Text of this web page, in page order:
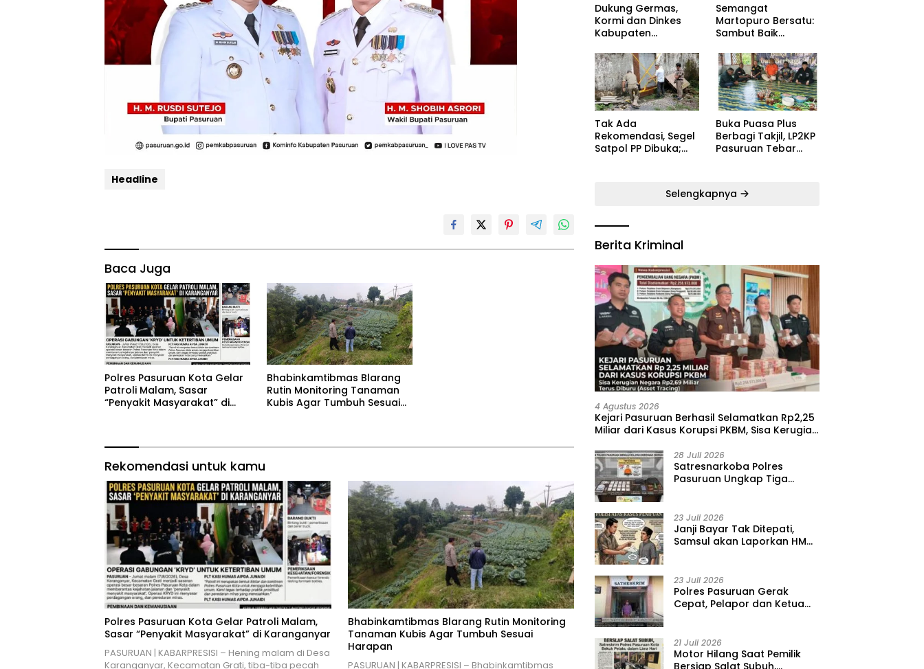
Headline
Baca Juga
‎Polres Pasuruan Kota Gelar
Patroli Malam, Sasar
“Penyakit Masyarakat” di
Bhabinkamtibmas Blarang
Rutin Monitoring Tanaman
Kubis Agar Tumbuh Sesuai
Rekomendasi untuk kamu
‎Polres Pasuruan Kota Gelar Patroli Malam,
Sasar “Penyakit Masyarakat” di Karanganyar
PASURUAN | KABARPRESISI – Hening malam di Desa
Karanganyar, Kecamatan Grati, tiba-tiba pecah
Bhabinkamtibmas Blarang Rutin Monitoring
Tanaman Kubis Agar Tumbuh Sesuai
Harapan
PASURUAN | KABARPRESISI – Bhabinkamtibmas
Dukung Germas,
Kormi dan Dinkes
Kabupaten
Kebugaran
Masyarakat
Semangat
Martopuro Bersatu:
Sambut Baik
Kecamatan Satu
Pelatih Demi
Kebangkitan
Persekabpas
‎Tak Ada
Rekomendasi, Segel
Satpol PP Dibuka;
‎Buka Puasa Plus
Berbagi Takjil, LP2KP
Pasuruan Tebar
Selengkapnya
Berita Kriminal
4 Agustus 2026
Kejari Pasuruan Berhasil Selamatkan Rp2,25
Miliar dari Kasus Korupsi PKBM, Sisa Kerugian
28 Juli 2026
‎Satresnarkoba Polres
Pasuruan Ungkap Tiga
23 Juli 2026
‎Janji Bayar Tak Ditepati,
Samsul akan Laporkan HMD
23 Juli 2026
‎Polres Pasuruan Gerak
Cepat, Pelapor dan Ketua
Pasar Desa Randupitu ‎
21 Juli 2026
‎Motor Hilang Saat Pemilik
Bersiap Salat Subuh,